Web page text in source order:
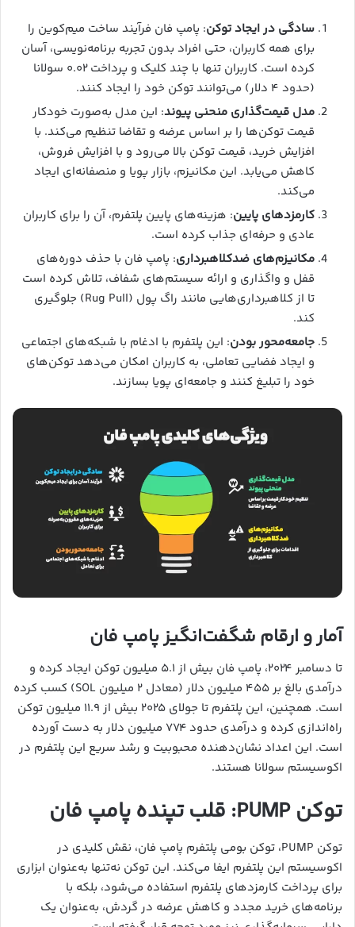
سادگی در ایجاد توکن: پامپ فان فرآیند ساخت میم‌کوین را
برای همه کاربران، حتی افراد بدون تجربه برنامه‌نویسی، آسان
کرده است. کاربران تنها با چند کلیک و پرداخت ۰.۰۲ سولانا
(حدود ۴ دلار) می‌توانند توکن خود را ایجاد کنند.
مدل قیمت‌گذاری منحنی پیوند: این مدل به‌صورت خودکار
قیمت توکن‌ها را بر اساس عرضه و تقاضا تنظیم می‌کند. با
افزایش خرید، قیمت توکن بالا می‌رود و با افزایش فروش،
کاهش می‌یابد. این مکانیزم، بازار پویا و منصفانه‌ای ایجاد
می‌کند.
کارمزدهای پایین: هزینه‌های پایین پلتفرم، آن را برای کاربران
عادی و حرفه‌ای جذاب کرده است.
مکانیزم‌های ضدکلاهبرداری: پامپ فان با حذف دوره‌های
قفل و واگذاری و ارائه سیستم‌های شفاف، تلاش کرده است
تا از کلاهبرداری‌هایی مانند راگ پول (Rug Pull) جلوگیری
کند.
جامعه‌محور بودن: این پلتفرم با ادغام با شبکه‌های اجتماعی
و ایجاد فضایی تعاملی، به کاربران امکان می‌دهد توکن‌های
خود را تبلیغ کنند و جامعه‌ای پویا بسازند.
آمار و ارقام شگفت‌انگیز پامپ فان
تا دسامبر ۲۰۲۴، پامپ فان بیش از ۵.۱ میلیون توکن ایجاد کرده و
درآمدی بالغ بر ۴۵۵ میلیون دلار (معادل ۲ میلیون SOL) کسب کرده
است. همچنین، این پلتفرم تا جولای ۲۰۲۵ بیش از ۱۱.۹ میلیون توکن
راه‌اندازی کرده و درآمدی حدود ۷۷۴ میلیون دلار به دست آورده
است. این اعداد نشان‌دهنده محبوبیت و رشد سریع این پلتفرم در
اکوسیستم سولانا هستند.
توکن PUMP: قلب تپنده پامپ فان
توکن PUMP، توکن بومی پلتفرم پامپ فان، نقش کلیدی در
اکوسیستم این پلتفرم ایفا می‌کند. این توکن نه‌تنها به‌عنوان ابزاری
برای پرداخت کارمزدهای پلتفرم استفاده می‌شود، بلکه با
برنامه‌های خرید مجدد و کاهش عرضه در گردش، به‌عنوان یک